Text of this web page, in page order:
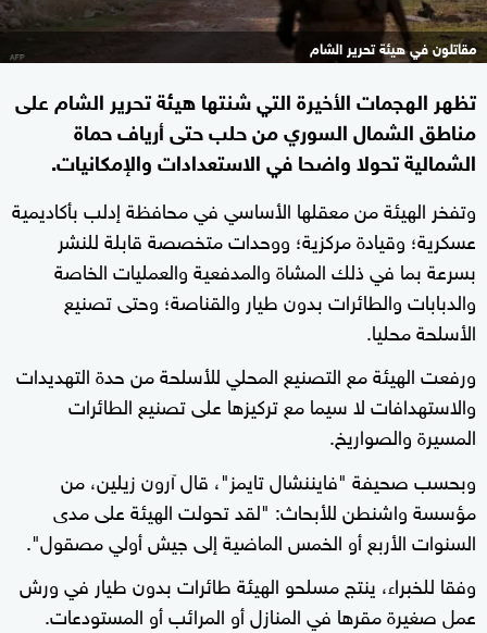
مقاتلون في هيئة تحرير الشام
تظهر الهجمات الأخيرة التي شنتها هيئة تحرير الشام على
مناطق الشمال السوري من حلب حتى أرياف حماة
الشمالية تحولا واضحا في الاستعدادات والإمكانيات.
وتفخر الهيئة من معقلها الأساسي في محافظة إدلب بأكاديمية
عسكرية؛ وقيادة مركزية؛ ووحدات متخصصة قابلة للنشر
بسرعة بما في ذلك المشاة والمدفعية والعمليات الخاصة
والدبابات والطائرات بدون طيار والقناصة؛ وحتى تصنيع
الأسلحة محليا.
ورفعت الهيئة مع التصنيع المحلي للأسلحة من حدة التهديدات
والاستهدافات لا سيما مع تركيزها على تصنيع الطائرات
المسيرة والصواريخ.
وبحسب صحيفة "فايننشال تايمز"، قال آرون زيلين، من
مؤسسة واشنطن للأبحاث: "لقد تحولت الهيئة على مدى
السنوات الأربع أو الخمس الماضية إلى جيش أولي مصقول".
وفقا للخبراء، ينتج مسلحو الهيئة طائرات بدون طيار في ورش
عمل صغيرة مقرها في المنازل أو المرائب أو المستودعات.